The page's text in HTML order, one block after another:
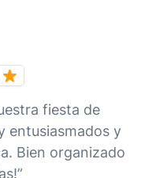
fiesta de
entusiasmados y
Bien organizado